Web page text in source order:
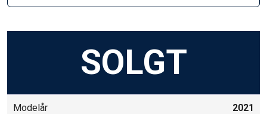
SOLGT
Modelår 2021